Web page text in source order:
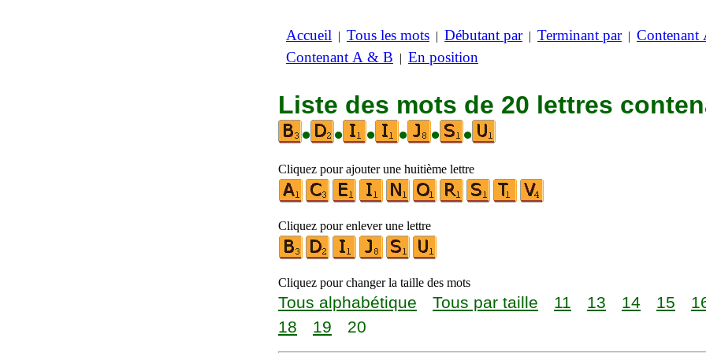
Accueil | Tous les mots | Débutant par| Terminant par| Contenant
Contenant A & B | En position
Liste des mots de 20 lettres
•
• • • • •
Cliquez pour ajouter une huitième lettre
Cliquez pour enlever une lettre
Cliquez pour changer la taille des mots
Tous alphabétique Tous par taille 11 13 14 15
18
19 20